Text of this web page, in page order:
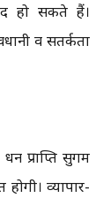
हो सकते हैं।
व सतर्कता
प्राप्ति सुगम
होगी। व्यापार-